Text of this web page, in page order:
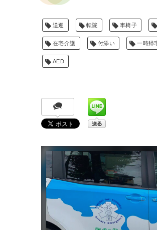
送迎 転院 車椅子
在宅介護 付添い 一時帰
AED